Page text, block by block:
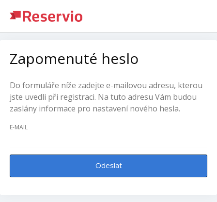
Zapomenuté heslo
Do formuláře níže zadejte e-mailovou adresu, kterou
jste uvedli při registraci. Na tuto adresu Vám budou
zaslány informace pro nastavení nového hesla.
E-MAIL
Odeslat